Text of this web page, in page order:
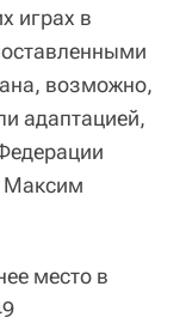
играх в
возможно,
адаптацией,
Максим
место в